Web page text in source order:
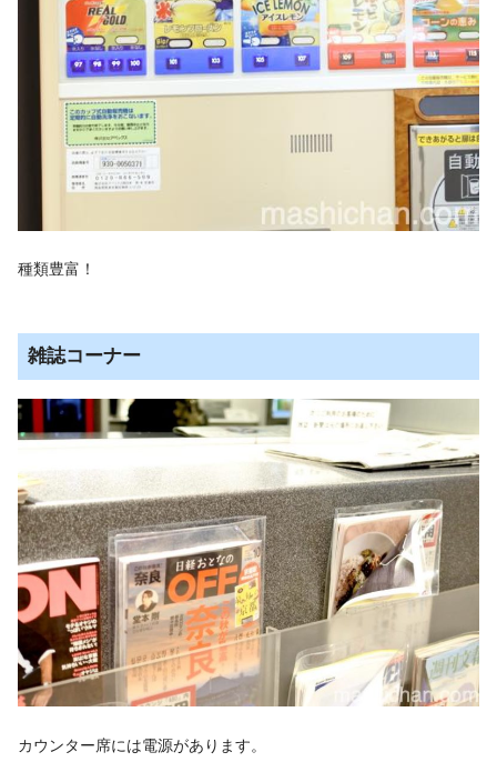
種類豊富！
雑誌コーナー
カウンター席には電源があります。